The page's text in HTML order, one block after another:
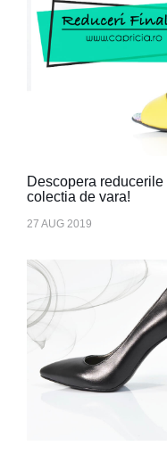
Descopera
colectia de vara!
27 AUG 2019